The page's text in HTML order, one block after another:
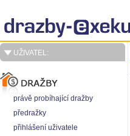
UŽIVATEL:
právě probíhající dražby
předražky
přihlášení uživatele